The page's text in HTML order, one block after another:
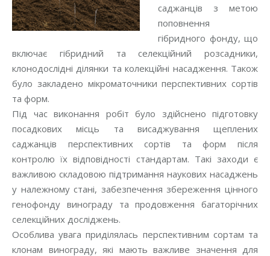
саджанців з метою
поповнення
гібридного фонду, що
включає гібридний та селекційний розсадники,
клонодослідні ділянки та колекційні насадження. Також
було закладено мікроматочники перспективних сортів
та форм.
Під час виконання робіт було здійснено підготовку
посадкових місць та висаджування щеплених
саджанців перспективних сортів та форм після
контролю їх відповідності стандартам. Такі заходи є
важливою складовою підтримання наукових насаджень
у належному стані, забезпечення збереження цінного
генофонду винограду та продовження багаторічних
селекційних досліджень.
Особлива увага приділялась перспективним сортам та
клонам винограду, які мають важливе значення для